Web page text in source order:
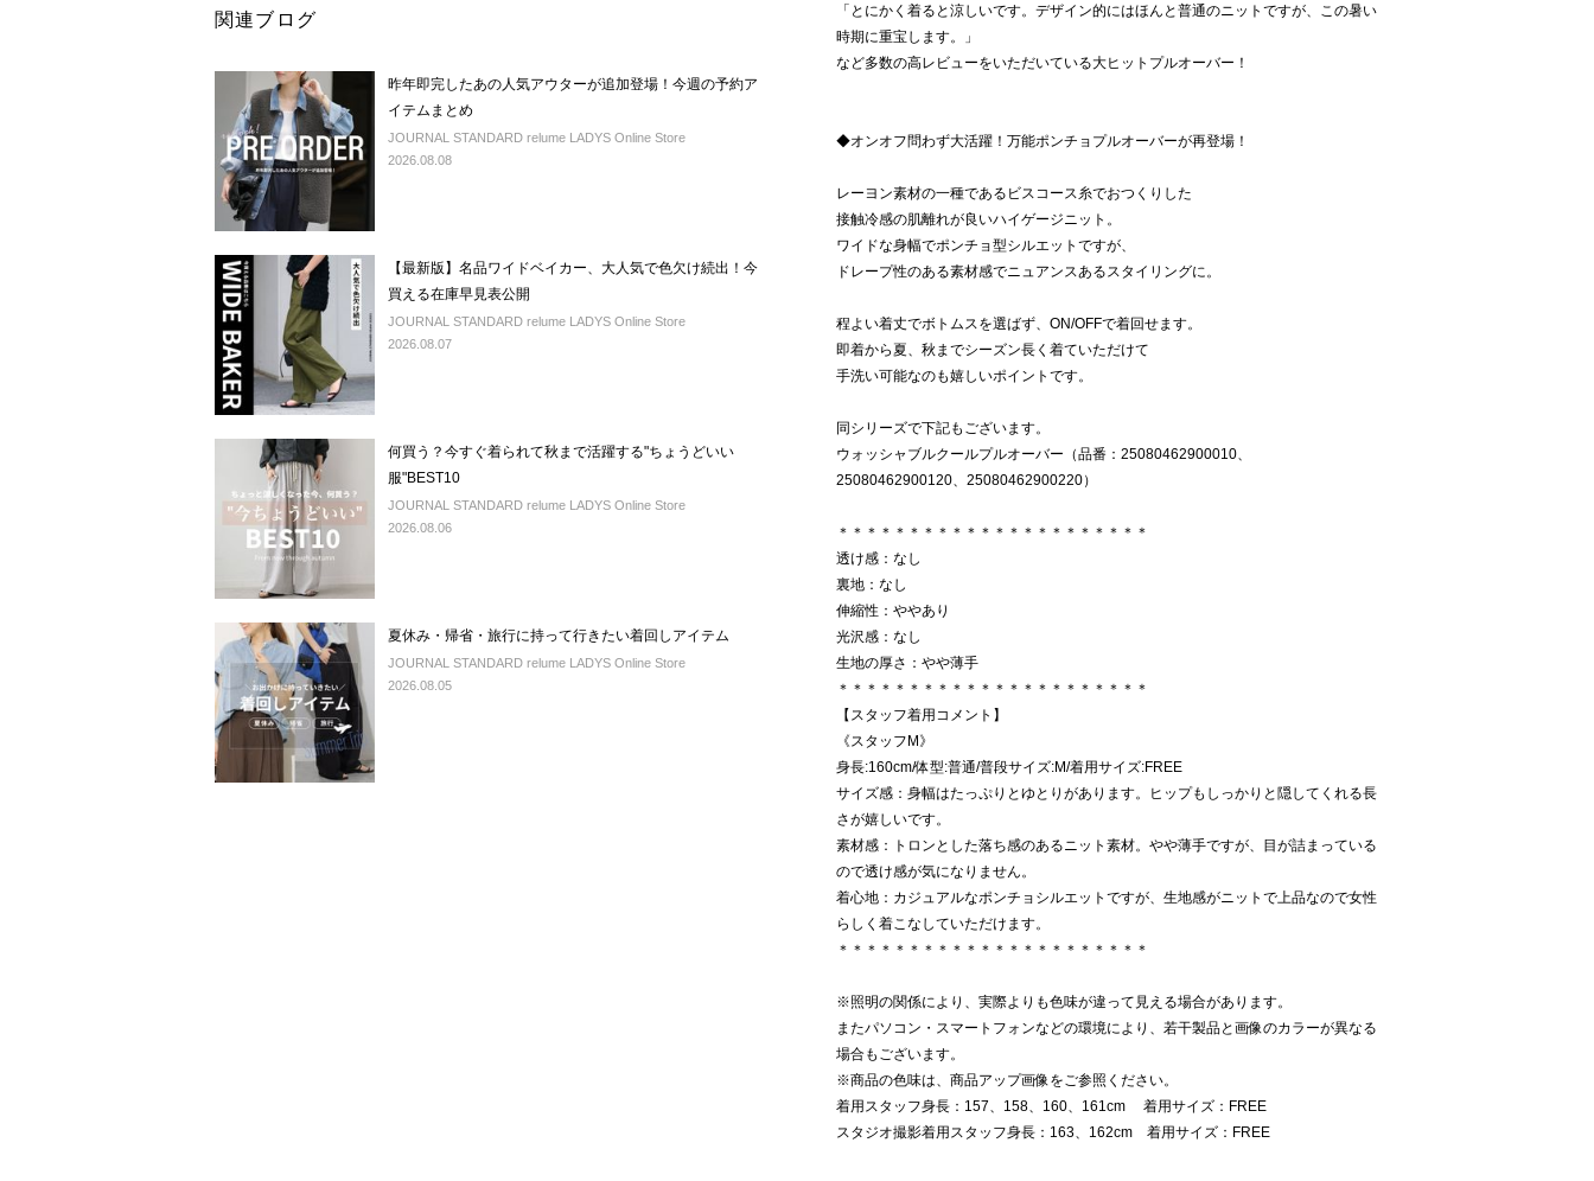
関連ブログ
昨年即完したあの人気アウターが追加登場！今週の予約ア
イテムまとめ
JOURNAL STANDARD relume LADYS Online Store
2026.08.08
【最新版】名品ワイドベイカー、大人気で色欠け続出！今
買える在庫早見表公開
JOURNAL STANDARD relume LADYS Online Store
2026.08.07
何買う？今すぐ着られて秋まで活躍する"ちょうどいい
服"BEST10
JOURNAL STANDARD relume LADYS Online Store
2026.08.06
夏休み・帰省・旅行に持って行きたい着回しアイテム
JOURNAL STANDARD relume LADYS Online Store
2026.08.05
「とにかく着ると涼しいです。デザイン的にはほんと普通のニットですが、この暑い
時期に重宝します。」
など多数の高レビューをいただいている大ヒットプルオーバー！
◆オンオフ問わず大活躍！万能ポンチョプルオーバーが再登場！
レーヨン素材の一種であるビスコース糸でおつくりした
接触冷感の肌離れが良いハイゲージニット。
ワイドな身幅でポンチョ型シルエットですが、
ドレープ性のある素材感でニュアンスあるスタイリングに。
程よい着丈でボトムスを選ばず、ON/OFFで着回せます。
即着から夏、秋までシーズン長く着ていただけて
手洗い可能なのも嬉しいポイントです。
同シリーズで下記もございます。
ウォッシャブルクールプルオーバー（品番：25080462900010、
25080462900120、25080462900220）
＊＊＊＊＊＊＊＊＊＊＊＊＊＊＊＊＊＊＊＊＊＊
透け感：なし
裏地：なし
伸縮性：ややあり
光沢感：なし
生地の厚さ：やや薄手
＊＊＊＊＊＊＊＊＊＊＊＊＊＊＊＊＊＊＊＊＊＊
【スタッフ着用コメント】
《スタッフM》
身長:160cm/体型:普通/普段サイズ:M/着用サイズ:FREE
サイズ感：身幅はたっぷりとゆとりがあります。ヒップもしっかりと隠してくれる長
さが嬉しいです。
素材感：トロンとした落ち感のあるニット素材。やや薄手ですが、目が詰まっている
ので透け感が気になりません。
着心地：カジュアルなポンチョシルエットですが、生地感がニットで上品なので女性
らしく着こなしていただけます。
＊＊＊＊＊＊＊＊＊＊＊＊＊＊＊＊＊＊＊＊＊＊
※照明の関係により、実際よりも色味が違って見える場合があります。
またパソコン・スマートフォンなどの環境により、若干製品と画像のカラーが異なる
場合もございます。
※商品の色味は、商品アップ画像をご参照ください。
着用スタッフ身長：157、158、160、161cm 着用サイズ：FREE
スタジオ撮影着用スタッフ身長：163、162cm 着用サイズ：FREE